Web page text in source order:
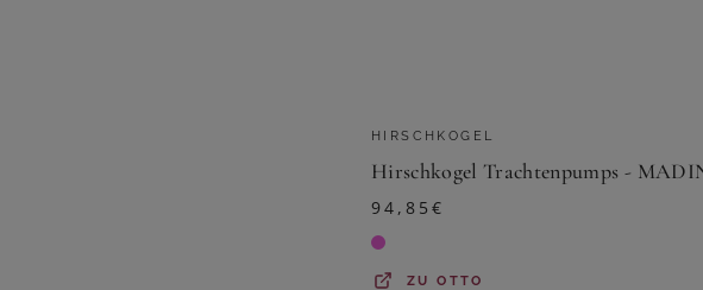
HIRSCHKOGEL
94,85€
ZUOTTO